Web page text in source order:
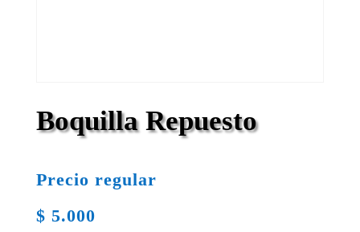
Boquilla Repuesto
Precio regular
$ 5.000